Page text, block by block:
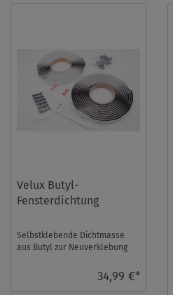
Velux Butyl-
Fensterdichtung
Selbstklebende Dichtmasse
aus Butyl zur Neuverklebung
34,99 €*